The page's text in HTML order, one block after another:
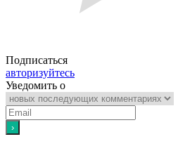
Подписаться
авторизуйтесь
Уведомить о